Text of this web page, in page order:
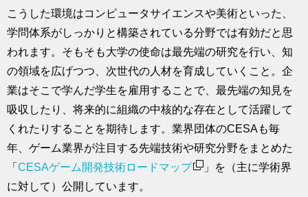
こうした環境はコンピュータサイエンスや美術といった、
学問体系がしっかりと構築されている分野では有効だと思
われます。そもそも大学の使命は最先端の研究を行い、知
の領域を広げつつ、次世代の人材を育成していくこと。企
業はそこで学んだ学生を雇用することで、最先端の知見を
吸収したり、将来的に組織の中核的な存在として活躍して
くれたりすることを期待します。業界団体のCESAも毎
年、ゲーム業界が注目する先端技術や研究分野をまとめた
「 CESAゲーム開発技術ロードマップ
」を（主に学術界
に対して）公開しています。